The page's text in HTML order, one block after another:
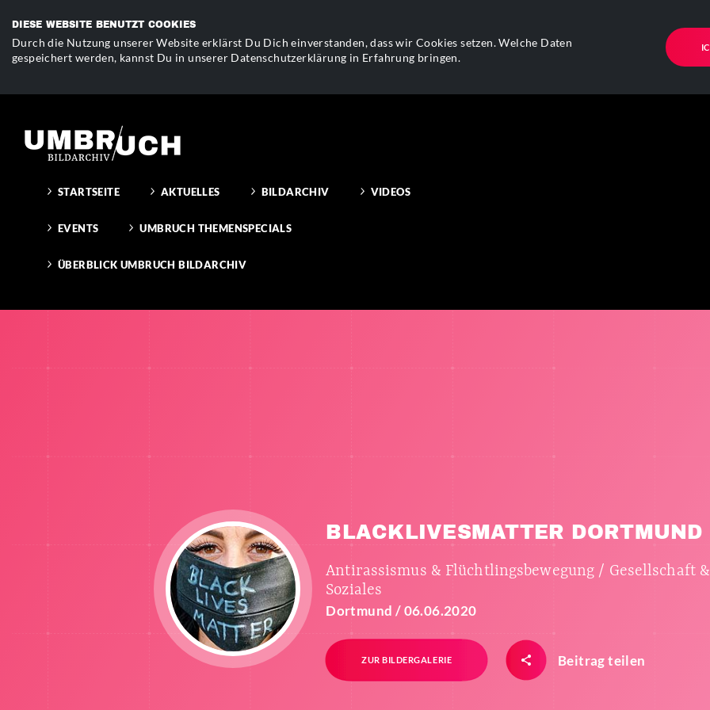
DIESE WEBSITE BENUTZT COOKIES
Durch die Nutzung unserer Website erklärst Du Dich einverstanden, dass wir Cookies setzen. Welche Daten
gespeichert werden, kannst Du in unserer Datenschutzerklärung in Erfahrung bringen.
STARTSEITE AKTUELLES BILDARCHIV VIDEOS
EVENTS UMBRUCH THEMENSPECIALS
ÜBERBLICK UMBRUCH BILDARCHIV
BLACKLIVESMATTER DORTMUND
Antirassismus & Flüchtlingsbewegung / Gesellschaft &
Soziales
Dortmund / 06.06.2020
ZUR BILDERGALERIE Beitrag teilen